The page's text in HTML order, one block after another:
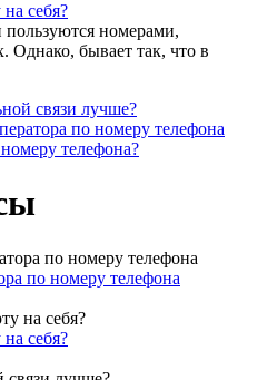
себя?
номерами,
Однако, бывает так, что в
связи лучше?
по номеру телефона
телефона?
по номеру телефона
себя?